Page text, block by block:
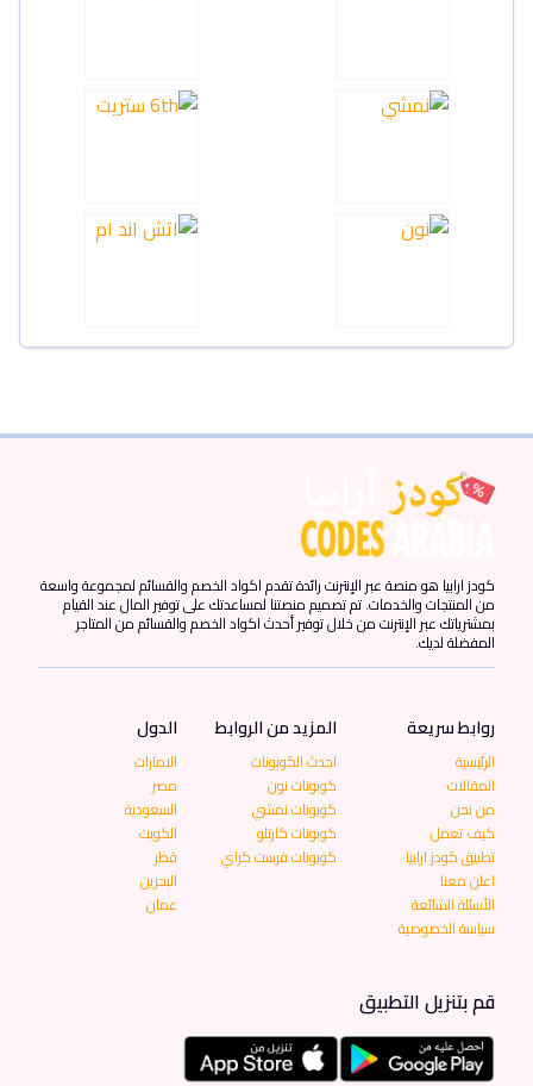
كودز ارابيا هو منصة عبر الإنترنت رائدة تقدم اكواد الخصم والقسائم لمجموعة واسعة
من المنتجات والخدمات. تم تصميم منصتنا لمساعدتك على توفير المال عند القيام
بمشترياتك عبر الإنترنت من خلال توفير أحدث اكواد الخصم والقسائم من المتاجر
المفضلة لديك.
روابط سريعة
الرئيسية
المقالات
من نحن
كيف تعمل
تطبيق كودز ارابيا
اعلن معنا
الأسئلة الشائعة
سياسة الخصوصية
المزيد من الروابط
احدث الكوبونات
كوبونات نون
كوبونات نمشي
كوبونات كارتلو
كوبونات فرست كراي
الدول
الامارات
مصر
السعودية
الكويت
قطر
البحرين
عمان
قم بتنزيل التطبيق